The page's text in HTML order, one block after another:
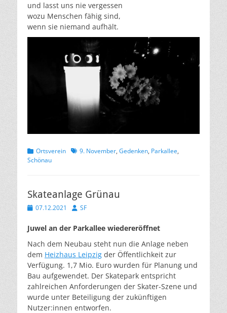
und lasst uns nie vergessen
wozu Menschen fähig sind,
wenn sie niemand aufhält.
Kategorien
Ortsverein Schlagworte
9. November, Gedenken, Parkallee,
Schönau
Skateanlage Grünau
Veröffentlicht
07.12.2021 Autor
SF
Juwel an der Parkallee wiedereröffnet
Nach dem Neubau steht nun die Anlage neben
dem Heizhaus Leipzig der Öffentlichkeit zur
Verfügung. 1,7 Mio. Euro wurden für Planung und
Bau aufgewendet. Der Skatepark entspricht
zahlreichen Anforderungen der Skater-Szene und
wurde unter Beteiligung der zukünftigen
Nutzer:innen entworfen.